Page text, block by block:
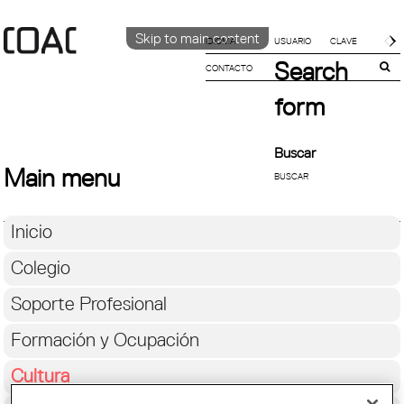
Skip to main content
IDIOMA
CATALÀ
CONTACTO
Search
form
Buscar
Main menu
Inicio
Colegio
Soporte Profesional
Formación y Ocupación
Cultura